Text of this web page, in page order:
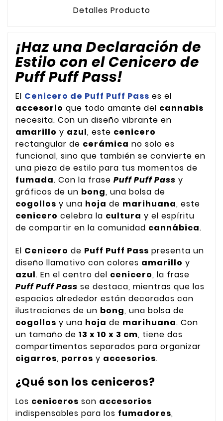
Detalles Producto
¡Haz una Declaración de
Estilo con el Cenicero de
Puff Puff Pass!
El Cenicero de Puff Puff Pass es el
accesorio que todo amante del cannabis
necesita. Con un diseño vibrante en
amarillo y azul, este cenicero
rectangular de cerámica no solo es
funcional, sino que también se convierte en
una pieza de estilo para tus momentos de
fumada. Con la frase Puff Puff Pass y
gráficos de un bong, una bolsa de
cogollos y una hoja de marihuana, este
cenicero celebra la cultura y el espíritu
de compartir en la comunidad cannábica.
El Cenicero de Puff Puff Pass presenta un
diseño llamativo con colores amarillo y
azul. En el centro del cenicero, la frase
Puff Puff Pass se destaca, mientras que los
espacios alrededor están decorados con
ilustraciones de un bong, una bolsa de
cogollos y una hoja de marihuana. Con
un tamaño de 13 x 10 x 3 cm, tiene dos
compartimentos separados para organizar
cigarros, porros y accesorios.
¿Qué son los ceniceros?
Los ceniceros son accesorios
indispensables para los fumadores,